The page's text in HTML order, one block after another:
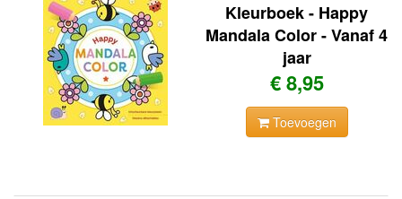
Kleurboek - Happy
Mandala Color - Vanaf 4
jaar
€ 8,95
Toevoegen